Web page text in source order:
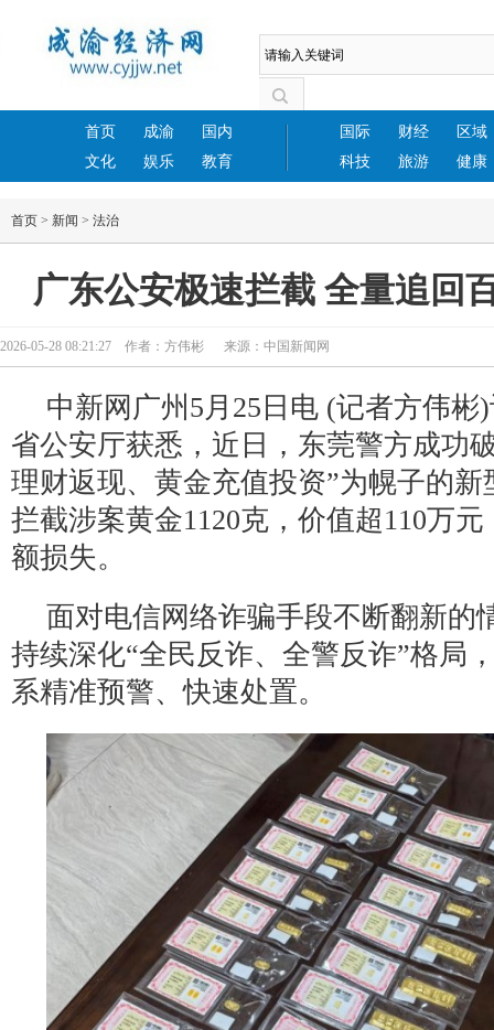
首页 成渝
国内
文化
娱乐 教育
国际 财经
区域
科技
旅游 健康
首页 > 新闻 > 法治
广东公安极速拦截 全量追回
2026-05-28 08:21:27 作者：方伟彬 来源：中国新闻网
中新网广州5月25日电 (记者方伟彬
省公安厅获悉，近日，东莞警方成功
理财返现、黄金充值投资”为幌子的
拦截涉案黄金1120克，价值超110万
额损失。
面对电信网络诈骗手段不断翻新的
持续深化“全民反诈、全警反诈”格局
系精准预警、快速处置。